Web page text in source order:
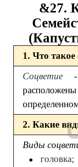
&27.
1. Что такое
Соцветие -
2. Какие
Виды
головка;